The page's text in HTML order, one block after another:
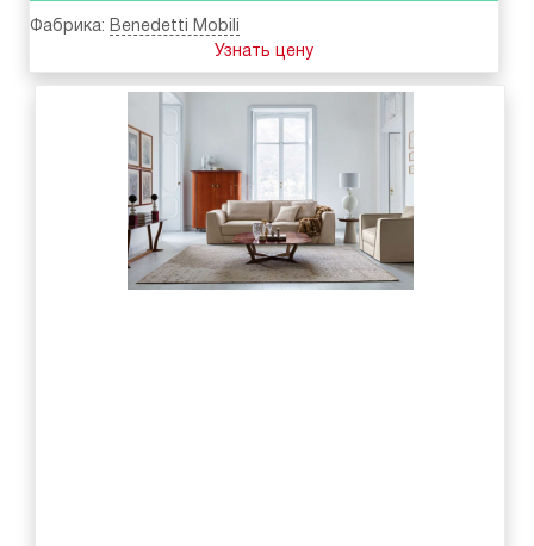
Фабрика: Benedetti Mobili
Узнать цену